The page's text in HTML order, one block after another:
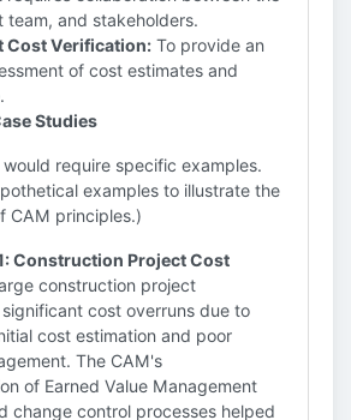
team, and stakeholders.
Cost Verification: To provide an
of cost estimates and
Studies
require specific examples.
examples to illustrate the
CAM principles.)
Construction Project Cost
construction project
cost overruns due to
cost estimation and poor
The CAM's
of Earned Value Management
change control processes helped